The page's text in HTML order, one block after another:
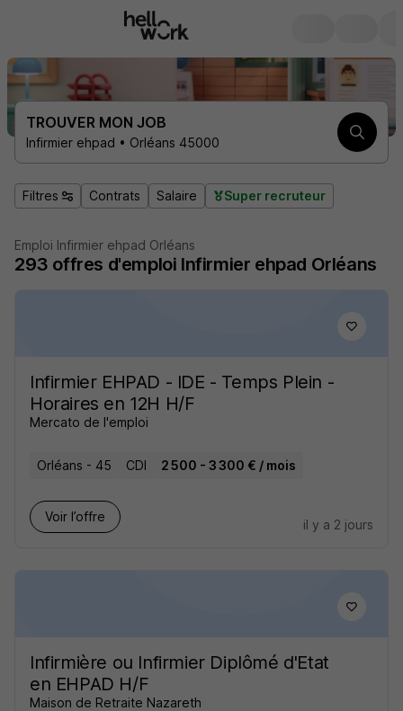
TROUVER MON JOB
Infirmier ehpad • Orléans 45000
Filtres Contrats Salaire Super recruteur
Emploi Infirmier ehpad Orléans
293 offres d'emploi Infirmier ehpad Orléans
Infirmier EHPAD - IDE - Temps Plein -
Horaires en 12H H/F
Mercato de l'emploi
Orléans - 45 CDI 2 500 - 3 300 € / mois
Voir l’offre
il y a 2 jours
Infirmière ou Infirmier Diplômé d'Etat
en EHPAD H/F
Maison de Retraite Nazareth